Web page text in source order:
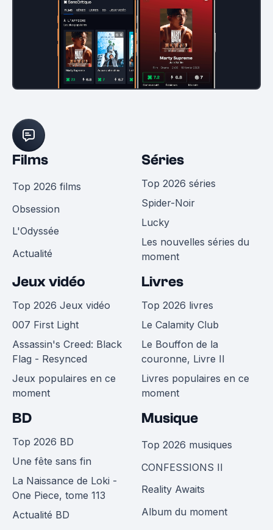
Films
Top 2026 films
Obsession
L'Odyssée
Actualité
Séries
Top 2026 séries
Spider-Noir
Lucky
Les nouvelles séries du
moment
Jeux vidéo
Top 2026 Jeux vidéo
007 First Light
Assassin's Creed: Black
Flag - Resynced
Jeux populaires en ce
moment
Livres
Top 2026 livres
Le Calamity Club
Le Bouffon de la
couronne, Livre II
Livres populaires en ce
moment
BD
Top 2026 BD
Une fête sans fin
La Naissance de Loki -
One Piece, tome 113
Actualité BD
Musique
Top 2026 musiques
CONFESSIONS II
Reality Awaits
Album du moment